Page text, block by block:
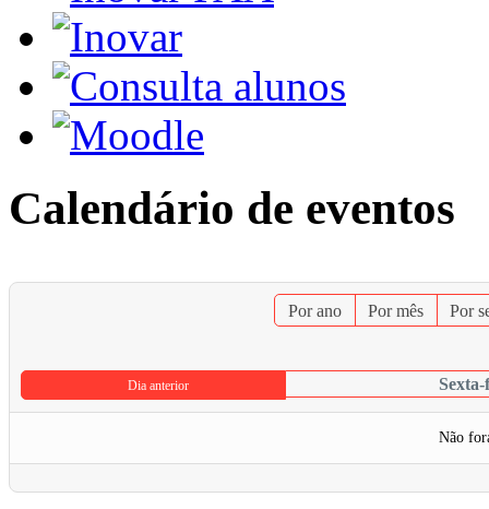
Calendário de eventos
Por ano Por mês Por
Dia anterior
Não